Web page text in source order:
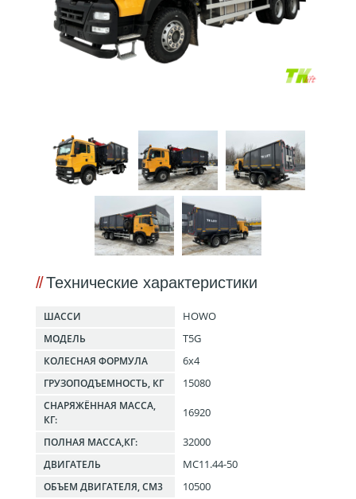
Технические характеристики
ШАССИ HOWO
МОДЕЛЬ T5G
КОЛЕСНАЯ ФОРМУЛА 6x4
ГРУЗОПОДЪЕМНОСТЬ, КГ 15080
СНАРЯЖЁННАЯ МАССА,
КГ:
16920
ПОЛНАЯ МАССА,КГ: 32000
ДВИГАТЕЛЬ MC11.44-50
ОБЪЕМ ДВИГАТЕЛЯ, СМ3 10500